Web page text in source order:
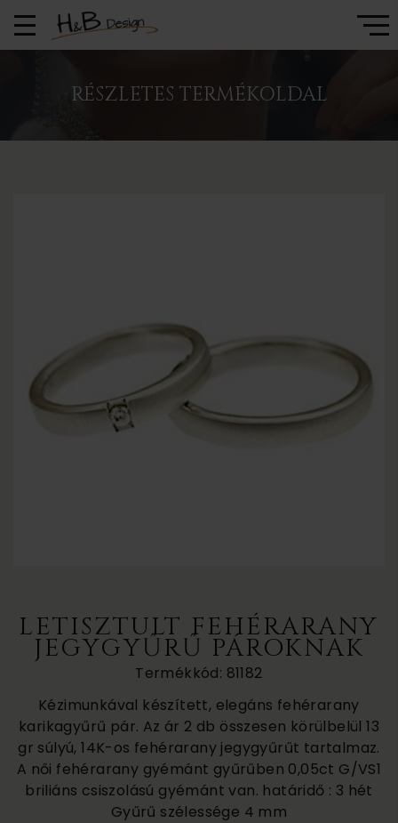
RÉSZLETES TERMÉKOLDAL
LETISZTULT FEHÉRARANY
JEGYGYŰRŰ PÁROKNAK
Termékkód: 81182
Kézimunkával készített, elegáns fehérarany
karikagyűrű pár. Az ár 2 db összesen körülbelül 13
gr súlyú, 14K-os fehérarany jegygyűrűt tartalmaz.
A női fehérarany gyémánt gyűrűben 0,05ct G/VS1
briliáns csiszolású gyémánt van. határidő : 3 hét
Gyűrű szélessége 4 mm